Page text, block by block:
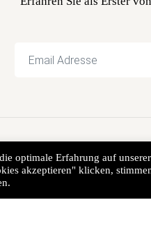
optimale Erfahrung auf
akzeptieren" klicken,